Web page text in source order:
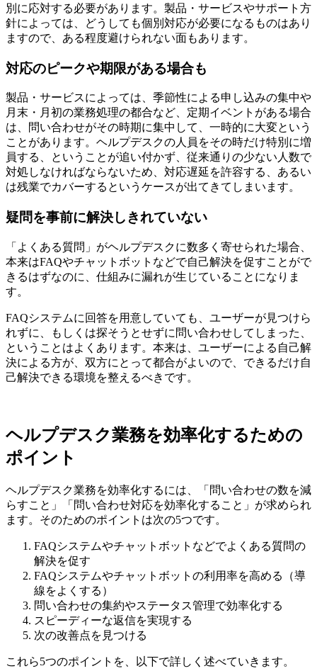
別に応対する必要があります。製品・サービスやサポート方
針によっては、どうしても個別対応が必要になるものはあり
ますので、ある程度避けられない面もあります。
対応のピークや期限がある場合も
製品・サービスによっては、季節性による申し込みの集中や
月末・月初の業務処理の都合など、定期イベントがある場合
は、問い合わせがその時期に集中して、一時的に大変という
ことがあります。ヘルプデスクの人員をその時だけ特別に増
員する、ということが追い付かず、従来通りの少ない人数で
対処しなければならないため、対応遅延を許容する、あるい
は残業でカバーするというケースが出てきてしまいます。
疑問を事前に解決しきれていない
「よくある質問」がヘルプデスクに数多く寄せられた場合、
本来はFAQやチャットボットなどで自己解決を促すことがで
きるはずなのに、仕組みに漏れが生じていることになりま
す。
FAQシステムに回答を用意していても、ユーザーが見つけら
れずに、もしくは探そうとせずに問い合わせしてしまった、
ということはよくあります。本来は、ユーザーによる自己解
決による方が、双方にとって都合がよいので、できるだけ自
己解決できる環境を整えるべきです。
ヘルプデスク業務を効率化するための
ポイント
ヘルプデスク業務を効率化するには、「問い合わせの数を減
らすこと」「問い合わせ対応を効率化すること」が求められ
ます。そのためのポイントは次の5つです。
FAQシステムやチャットボットなどでよくある質問の
解決を促す
FAQシステムやチャットボットの利用率を高める（導
線をよくする）
問い合わせの集約やステータス管理で効率化する
スピーディーな返信を実現する
次の改善点を見つける
これら5つのポイントを、以下で詳しく述べていきます。